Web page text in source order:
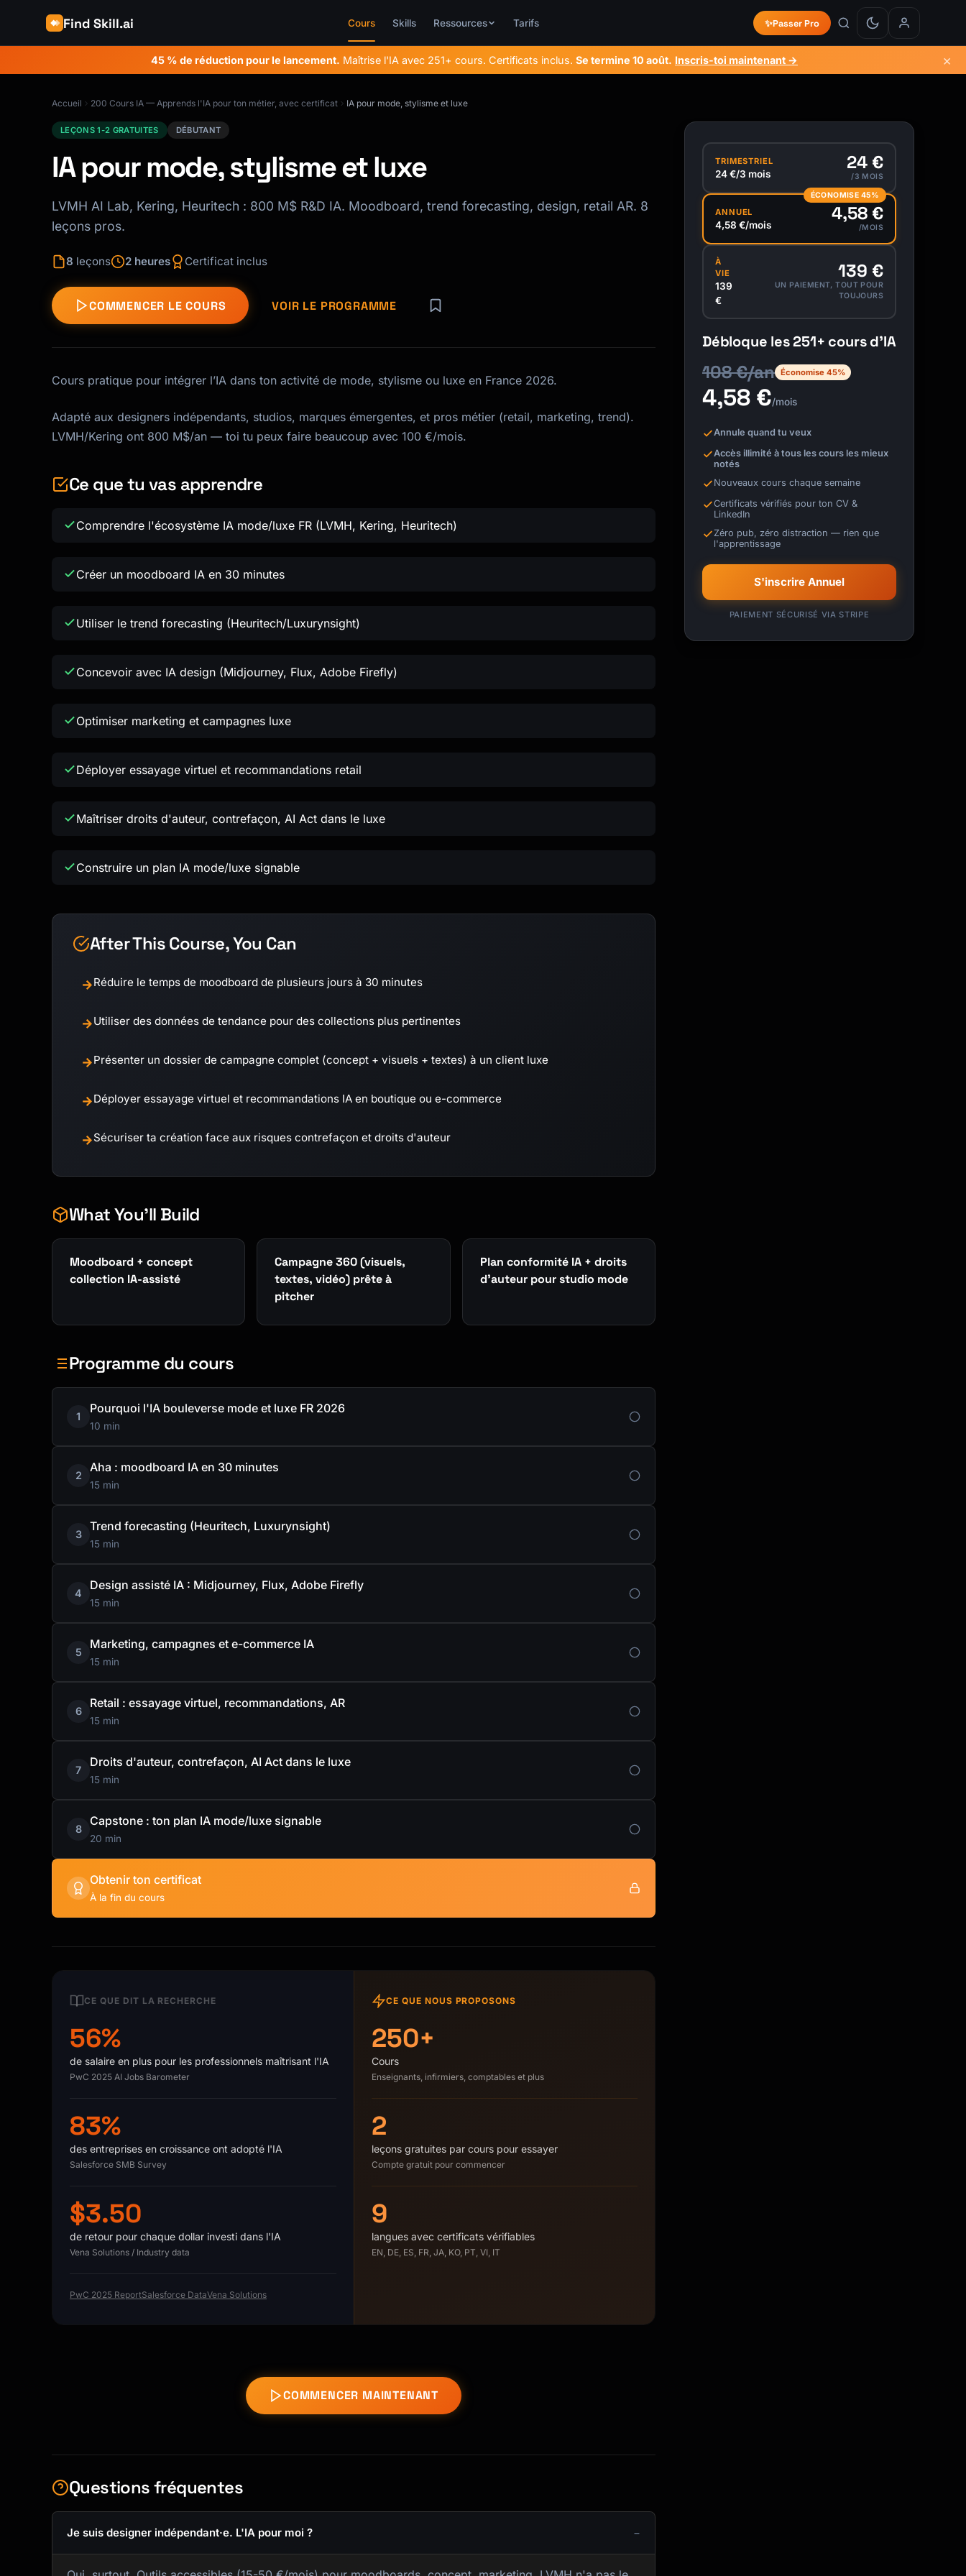
Find Skill.ai Cours Skills Ressources Tarifs ✨Passer Pro
45 % de réduction pour le lancement. Maîtrise l'IA avec 251+ cours. Certificats inclus. Se termine 10 août. Inscris-toi maintenant → ×
Accueil 200 Cours IA — Apprends l'IA pour ton métier, avec certificat IA pour mode, stylisme et luxe
LEÇONS 1-2 GRATUITES DÉBUTANT
IA pour mode, stylisme et luxe
LVMH AI Lab, Kering, Heuritech : 800 M$ R&D IA. Moodboard, trend forecasting, design, retail AR. 8
leçons pros.
8 leçons 2 heures Certificat inclus
COMMENCER LE COURS VOIR LE PROGRAMME
Cours pratique pour intégrer l’IA dans ton activité de mode, stylisme ou luxe en France 2026.
Adapté aux designers indépendants, studios, marques émergentes, et pros métier (retail, marketing, trend).
LVMH/Kering ont 800 M$/an — toi tu peux faire beaucoup avec 100 €/mois.
Ce que tu vas apprendre
Comprendre l'écosystème IA mode/luxe FR (LVMH, Kering, Heuritech)
Créer un moodboard IA en 30 minutes
Utiliser le trend forecasting (Heuritech/Luxurynsight)
Concevoir avec IA design (Midjourney, Flux, Adobe Firefly)
Optimiser marketing et campagnes luxe
Déployer essayage virtuel et recommandations retail
Maîtriser droits d'auteur, contrefaçon, AI Act dans le luxe
Construire un plan IA mode/luxe signable
After This Course, You Can
→Réduire le temps de moodboard de plusieurs jours à 30 minutes
→Utiliser des données de tendance pour des collections plus pertinentes
→Présenter un dossier de campagne complet (concept + visuels + textes) à un client luxe
→Déployer essayage virtuel et recommandations IA en boutique ou e-commerce
→Sécuriser ta création face aux risques contrefaçon et droits d'auteur
What You'll Build
Moodboard + concept
collection IA-assisté
Campagne 360 (visuels,
textes, vidéo) prête à
pitcher
Plan conformité IA + droits
d'auteur pour studio mode
Programme du cours
1
Pourquoi l'IA bouleverse mode et luxe FR 2026
10 min
2
Aha : moodboard IA en 30 minutes
15 min
3
Trend forecasting (Heuritech, Luxurynsight)
15 min
4
Design assisté IA : Midjourney, Flux, Adobe Firefly
15 min
5
Marketing, campagnes et e-commerce IA
15 min
6
Retail : essayage virtuel, recommandations, AR
15 min
7
Droits d'auteur, contrefaçon, AI Act dans le luxe
15 min
8
Capstone : ton plan IA mode/luxe signable
20 min
Obtenir ton certificat
À la fin du cours
CE QUE DIT LA RECHERCHE
56%
de salaire en plus pour les professionnels maîtrisant l'IA
PwC 2025 AI Jobs Barometer
83%
des entreprises en croissance ont adopté l'IA
Salesforce SMB Survey
$3.50
de retour pour chaque dollar investi dans l'IA
Vena Solutions / Industry data
PwC 2025 ReportSalesforce DataVena Solutions
CE QUE NOUS PROPOSONS
250+
Cours
Enseignants, infirmiers, comptables et plus
2
leçons gratuites par cours pour essayer
Compte gratuit pour commencer
9
langues avec certificats vérifiables
EN, DE, ES, FR, JA, KO, PT, VI, IT
COMMENCER MAINTENANT
Questions fréquentes
Je suis designer indépendant·e. L'IA pour moi ?
TRIMESTRIEL
24 €/3 mois
24 €
/3 MOIS
ÉCONOMISE 45%
ANNUEL
4,58 €/mois
4,58 €
/MOIS
À
VIE
139
€
139 €
UN PAIEMENT, TOUT POUR
TOUJOURS
Débloque les 251+ cours d'IA
108 €/an Économise 45%
4,58 €/mois
Annule quand tu veux
Accès illimité à tous les cours les mieux
notés
Nouveaux cours chaque semaine
Certificats vérifiés pour ton CV &
LinkedIn
Zéro pub, zéro distraction — rien que
l'apprentissage
S'inscrire Annuel
PAIEMENT SÉCURISÉ VIA STRIPE